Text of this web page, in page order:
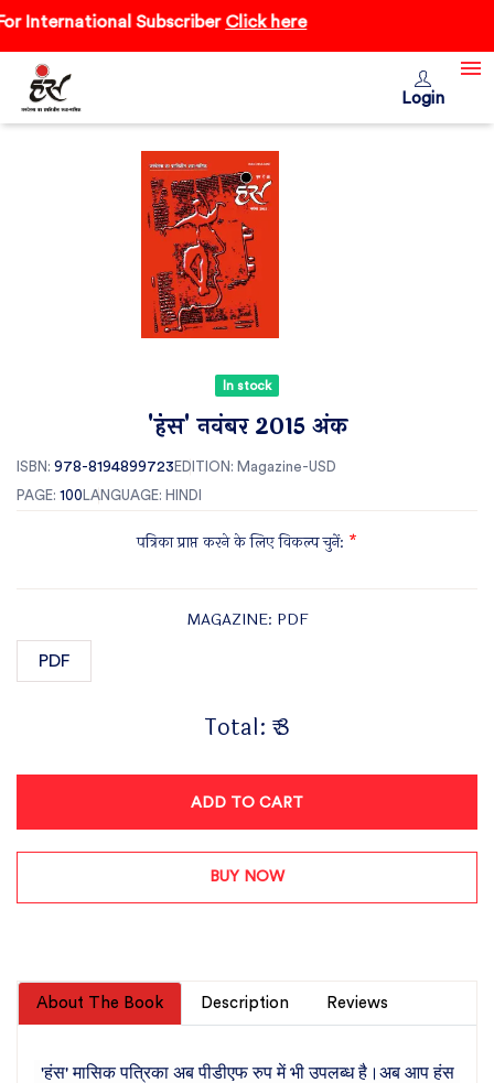
International SubscriberClick here
Login
In stock
'हंंस' नवंबर 2015 अंक
ISBN: 978-8194899723 EDITION: Magazine-USD
PAGE: 100 LANGUAGE: HINDI
पत्रिका प्राप्त करने के लिए विकल्प चुनें: *
MAGAZINE: PDF
PDF
Total: ₹ 3
ADD TO CART
BUY NOW
About The Book Description Reviews
'हंस' मासिक पत्रिका अब पीडीएफ रुप में भी उपलब्ध है।अब आप हंस